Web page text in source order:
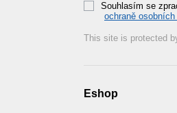
Souhlasím se
ochraně
This site is protected
Eshop